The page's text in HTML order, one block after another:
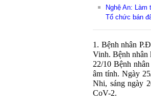
Nghệ An:
Tổ chức bán
1. Bệnh nhân
Vinh. Bệnh nhân
22/10 Bệnh
âm tính. Ngày
Nhi, sáng ngày
CoV-2.